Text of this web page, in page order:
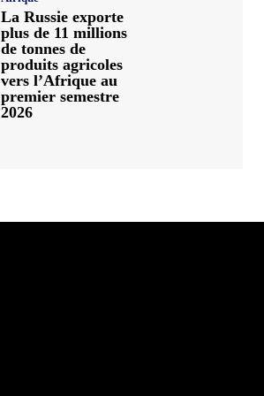
La Russie exporte
plus de 11 millions
de tonnes de
produits agricoles
vers l’Afrique au
premier semestre
2026